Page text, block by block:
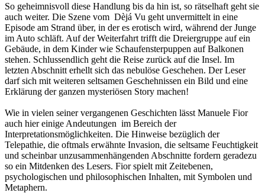
So geheimnisvoll diese Handlung bis da hin ist, so rätselhaft geht sie
auch weiter. Die Szene vom Dèjá Vu geht unvermittelt in eine
Episode am Strand über, in der es erotisch wird, während der Junge
im Auto schläft. Auf der Weiterfahrt trifft die Dreiergruppe auf ein
Gebäude, in dem Kinder wie Schaufensterpuppen auf Balkonen
stehen. Schlussendlich geht die Reise zurück auf die Insel. Im
letzten Abschnitt erhellt sich das nebulöse Geschehen. Der Leser
darf sich mit weiteren seltsamen Geschehnissen ein Bild und eine
Erklärung der ganzen mysteriösen Story machen!
Wie in vielen seiner vergangenen Geschichten lässt Manuele Fior
auch hier einige Andeutungen im Bereich der
Interpretationsmöglichkeiten. Die Hinweise bezüglich der
Telepathie, die oftmals erwähnte Invasion, die seltsame Feuchtigkeit
und scheinbar unzusammenhängenden Abschnitte fordern geradezu
so ein Mitdenken des Lesers. Fior spielt mit Zeitebenen,
psychologischen und philosophischen Inhalten, mit Symbolen und
Metaphern.